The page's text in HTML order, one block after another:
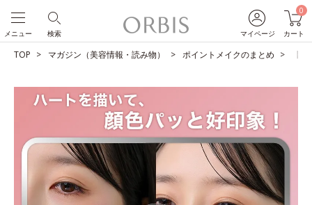
マイページ
0
カート
検索
メニュー
TOP マガジン（美容情報・読み物） ポイントメイクのまとめ 【